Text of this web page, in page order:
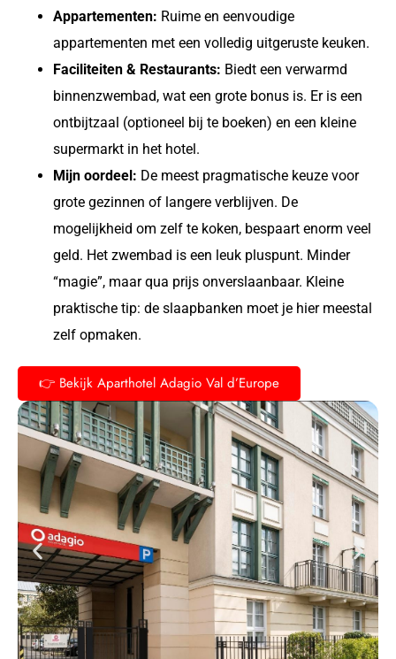
Appartementen: Ruime en eenvoudige
appartementen met een volledig uitgeruste keuken.
Faciliteiten & Restaurants: Biedt een verwarmd
binnenzwembad, wat een grote bonus is. Er is een
ontbijtzaal (optioneel bij te boeken) en een kleine
supermarkt in het hotel.
Mijn oordeel: De meest pragmatische keuze voor
grote gezinnen of langere verblijven. De
mogelijkheid om zelf te koken, bespaart enorm veel
geld. Het zwembad is een leuk pluspunt. Minder
“magie”, maar qua prijs onverslaanbaar. Kleine
praktische tip: de slaapbanken moet je hier meestal
zelf opmaken.
👉 Bekijk Aparthotel Adagio Val d’Europe